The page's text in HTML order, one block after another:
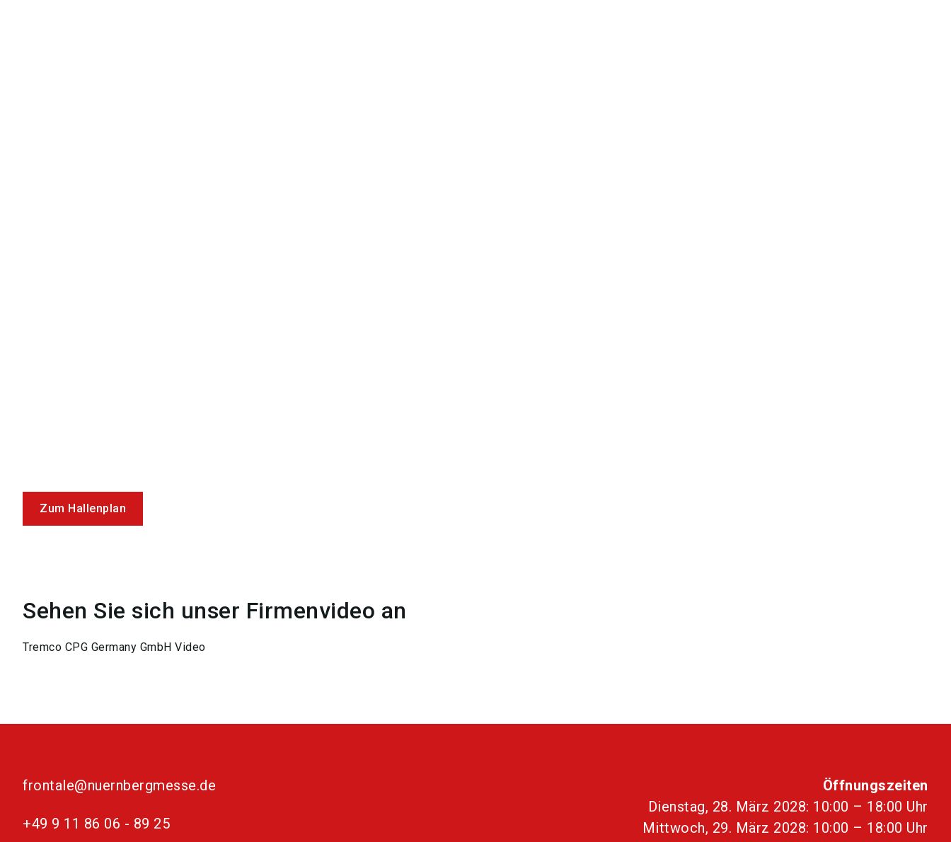
Zum Hallenplan
Sehen Sie sich unser Firmenvideo an
Tremco CPG Germany GmbH Video
frontale@nuernbergmesse.de
+49 9 11 86 06 - 89 25
Öffnungszeiten
Dienstag, 28. März 2028: 10:00 – 18:00 Uhr
Mittwoch, 29. März 2028: 10:00 – 18:00 Uhr